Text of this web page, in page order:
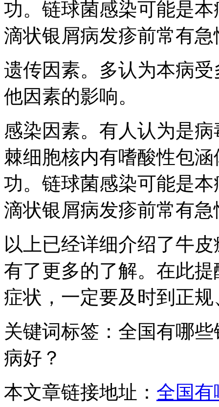
功。链球菌感染可能是
滴状银屑病发疹前常有
遗传因素。多认为本病
他因素的影响。
感染因素。有人认为是
棘细胞核内有嗜酸性包
功。链球菌感染可能是
滴状银屑病发疹前常有
以上已经详细介绍了牛
有了更多的了解。在此
症状，一定要及时到正
关键词标签：全国有哪
病好？
本文章链接地址： 全国